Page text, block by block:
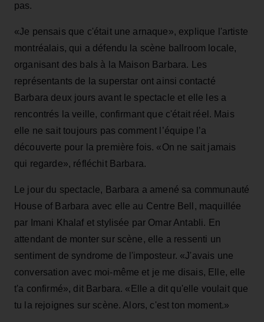
pas.
«Je pensais que c'était une arnaque», explique l'artiste
montréalais, qui a défendu la scène ballroom locale,
organisant des bals à la Maison Barbara. Les
représentants de la superstar ont ainsi contacté
Barbara deux jours avant le spectacle et elle les a
rencontrés la veille, confirmant que c'était réel. Mais
elle ne sait toujours pas comment l’équipe l’a
découverte pour la première fois. «On ne sait jamais
qui regarde», réfléchit Barbara.
Le jour du spectacle, Barbara a amené sa communauté
House of Barbara avec elle au Centre Bell, maquillée
par Imani Khalaf et stylisée par Omar Antabli. En
attendant de monter sur scène, elle a ressenti un
sentiment de syndrome de l'imposteur. «J'avais une
conversation avec moi-même et je me disais, Elle, elle
t'a confirmé», dit Barbara. «Elle a dit qu'elle voulait que
tu la rejoignes sur scène. Alors, c'est ton moment.»